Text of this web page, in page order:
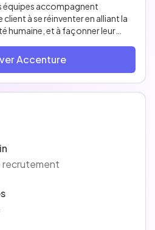
équipes accompagnent
à se réinventer en alliant la
humaine, et à façonner leur
changement.
Accenture
recrutement